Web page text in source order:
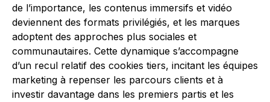
de l’importance, les contenus immersifs et vidéo
deviennent des formats privilégiés, et les marques
adoptent des approches plus sociales et
communautaires. Cette dynamique s’accompagne
d’un recul relatif des cookies tiers, incitant les équipes
marketing à repenser les parcours clients et à
investir davantage dans les premiers partis et les